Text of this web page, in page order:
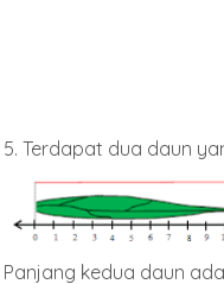
5. Terdapat dua daun
Panjang kedua daun